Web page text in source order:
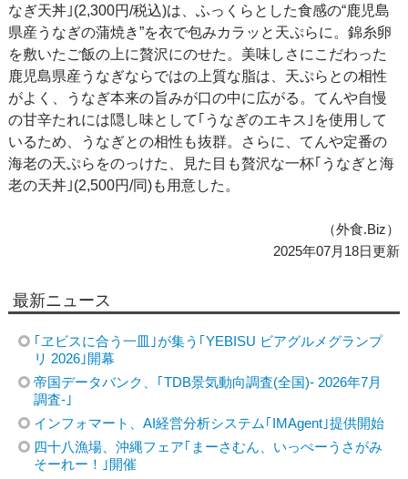
なぎ天丼｣(2,300円/税込)は、ふっくらとした食感の“鹿児島
県産うなぎの蒲焼き”を衣で包みカラッと天ぷらに。錦糸卵
を敷いたご飯の上に贅沢にのせた。美味しさにこだわった
鹿児島県産うなぎならではの上質な脂は、天ぷらとの相性
がよく、うなぎ本来の旨みが口の中に広がる。てんや自慢
の甘辛たれには隠し味として｢うなぎのエキス｣を使用して
いるため、うなぎとの相性も抜群。さらに、てんや定番の
海老の天ぷらをのっけた、見た目も贅沢な一杯｢うなぎと海
老の天丼｣(2,500円/同)も用意した。
（外食.Biz）
2025年07月18日更新
最新ニュース
｢ヱビスに合う一皿｣が集う｢YEBISU ビアグルメグランプ
リ 2026｣開幕
帝国データバンク、｢TDB景気動向調査(全国)- 2026年7月
調査-｣
インフォマート、AI経営分析システム｢IMAgent｣提供開始
四十八漁場、沖縄フェア｢まーさむん、いっぺーうさがみ
そーれー！｣開催